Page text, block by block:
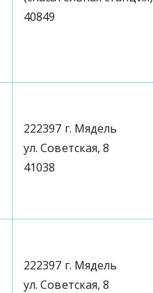
40849
222397 г. Мядель
ул. Советская, 8
41038
222397 г. Мядель
ул. Советская, 8